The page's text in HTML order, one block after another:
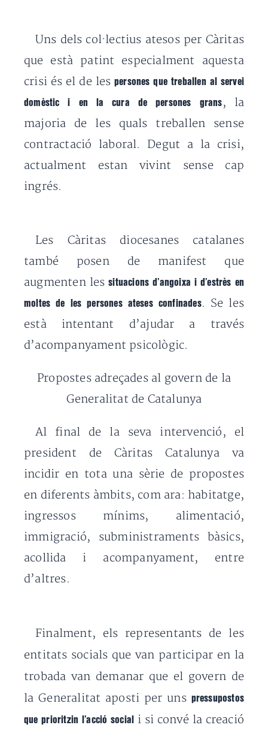
Uns dels col·lectius atesos per Càritas
que està patint especialment aquesta
crisi és el de lespersones que treballen al servei
domèstic i en la cura de persones grans , la
majoria de les quals treballen sense
contractació laboral. Degut a la crisi,
actualment estan vivint sense cap
ingrés.
Les Càritas diocesanes catalanes
també posen de manifest que
augmenten lessituacions d’angoixa i d’estrès en
moltes de les persones ateses confinades. Se les
està intentant d’ajudar a través
d’acompanyament psicològic.
Propostes adreçades al govern de la
Generalitat de Catalunya
Al final de la seva intervenció, el
president de Càritas Catalunya va
incidir en tota una sèrie de propostes
en diferents àmbits, com ara: habitatge,
ingressos mínims, alimentació,
immigració, subministraments bàsics,
acollida i acompanyament, entre
d’altres.
Finalment, els representants de les
entitats socials que van participar en la
trobada van demanar que el govern de
la Generalitat aposti per uns pressupostos
que prioritzin l’acció social
i si convé la creació